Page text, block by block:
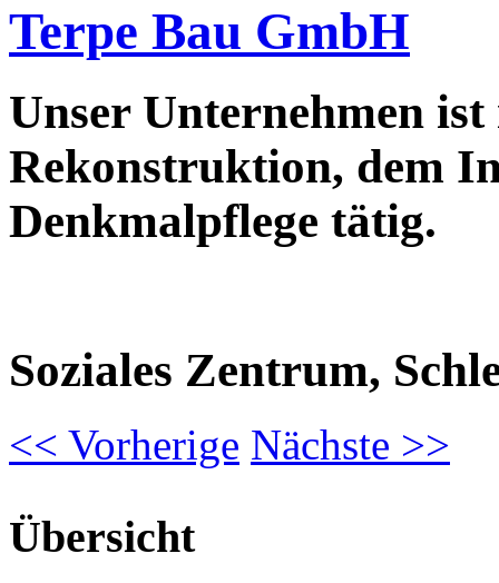
Terpe Bau GmbH
Unser Unternehmen
Rekonstruktion, dem
Denkmalpflege tätig.
Soziales Zentrum,
<< Vorherige Nächste >>
Übersicht